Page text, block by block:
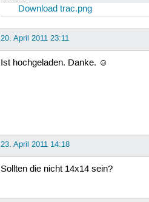
Download trac.png
20. April 2011 23:11
Ist hochgeladen. Danke. ☺
23. April 2011 14:18
Sollten die nicht 14x14 sein?